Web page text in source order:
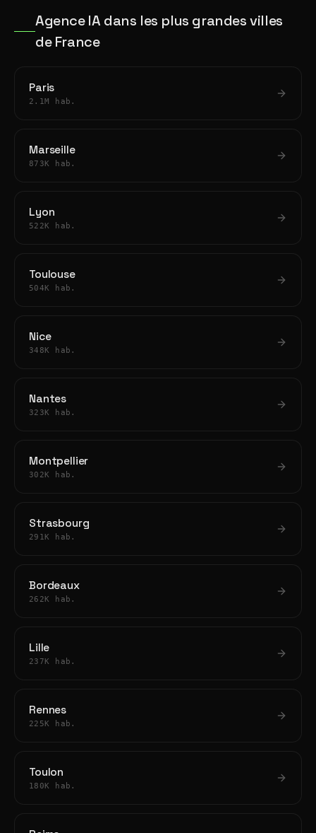
Agence IA dans les plus grandes villes
de France
Paris
2.1M hab.
Marseille
873K hab.
Lyon
522K hab.
Toulouse
504K hab.
Nice
348K hab.
Nantes
323K hab.
Montpellier
302K hab.
Strasbourg
291K hab.
Bordeaux
262K hab.
Lille
237K hab.
Rennes
225K hab.
Toulon
180K hab.